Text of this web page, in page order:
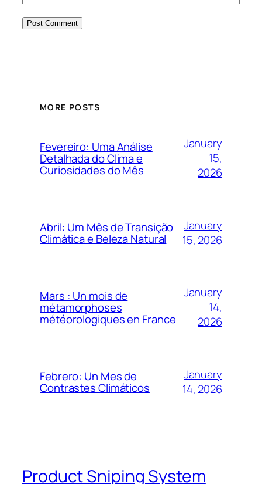
MORE POSTS
Fevereiro: Uma Análise
Detalhada do Clima e
Curiosidades do Mês
January
15,
2026
Abril: Um Mês de Transição
Climática e Beleza Natural
January
15, 2026
Mars : Un mois de
métamorphoses
météorologiques en France
January
14,
2026
Febrero: Un Mes de
Contrastes Climáticos
January
14, 2026
Product Sniping System